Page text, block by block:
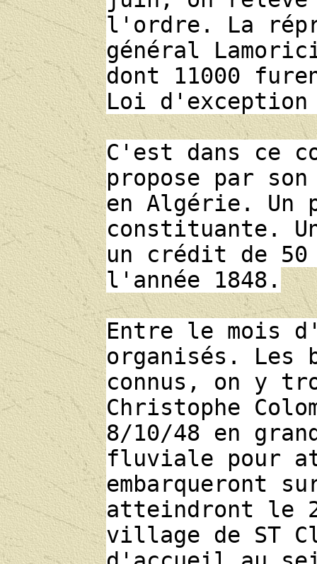
l'ordre. La
général
dont 11000
Loi
C'est dans ce
propose par
en Algérie. Un
constituante.
un crédit de
l'année 1848.
Entre le mois
organisés.
connus, on y
Christophe
8/10/48 en
fluviale pour
embarqueront
atteindront le
village de ST